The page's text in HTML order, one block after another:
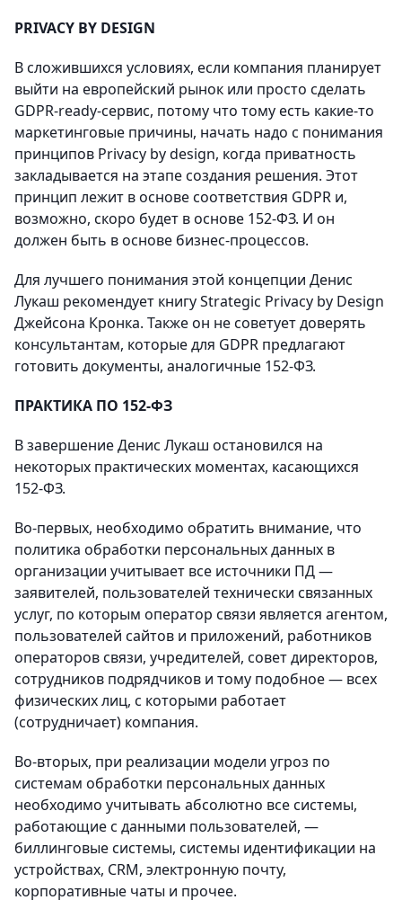
PRIVACY BY DESIGN
В сложившихся условиях, если компания планирует
выйти на европейский рынок или просто сделать
GDPR-ready-сервис, потому что тому есть какие-то
маркетинговые причины, начать надо с понимания
принципов Privacy by design, когда приватность
закладывается на этапе создания решения. Этот
принцип лежит в основе соответствия GDPR и,
возможно, скоро будет в основе 152-ФЗ. И он
должен быть в основе бизнес-процессов.
Для лучшего понимания этой концепции Денис
Лукаш рекомендует книгу Strategic Privacy by Design
Джейсона Кронка. Также он не советует доверять
консультантам, которые для GDPR предлагают
готовить документы, аналогичные 152-ФЗ.
ПРАКТИКА ПО 152-ФЗ
В завершение Денис Лукаш остановился на
некоторых практических моментах, касающихся
152-ФЗ.
Во-первых, необходимо обратить внимание, что
политика обработки персональных данных в
организации учитывает все источники ПД —
заявителей, пользователей технически связанных
услуг, по которым оператор связи является агентом,
пользователей сайтов и приложений, работников
операторов связи, учредителей, совет директоров,
сотрудников подрядчиков и тому подобное — всех
физических лиц, с которыми работает
(сотрудничает) компания.
Во-вторых, при реализации модели угроз по
системам обработки персональных данных
необходимо учитывать абсолютно все системы,
работающие с данными пользователей, —
биллинговые системы, системы идентификации на
устройствах, CRM, электронную почту,
корпоративные чаты и прочее.